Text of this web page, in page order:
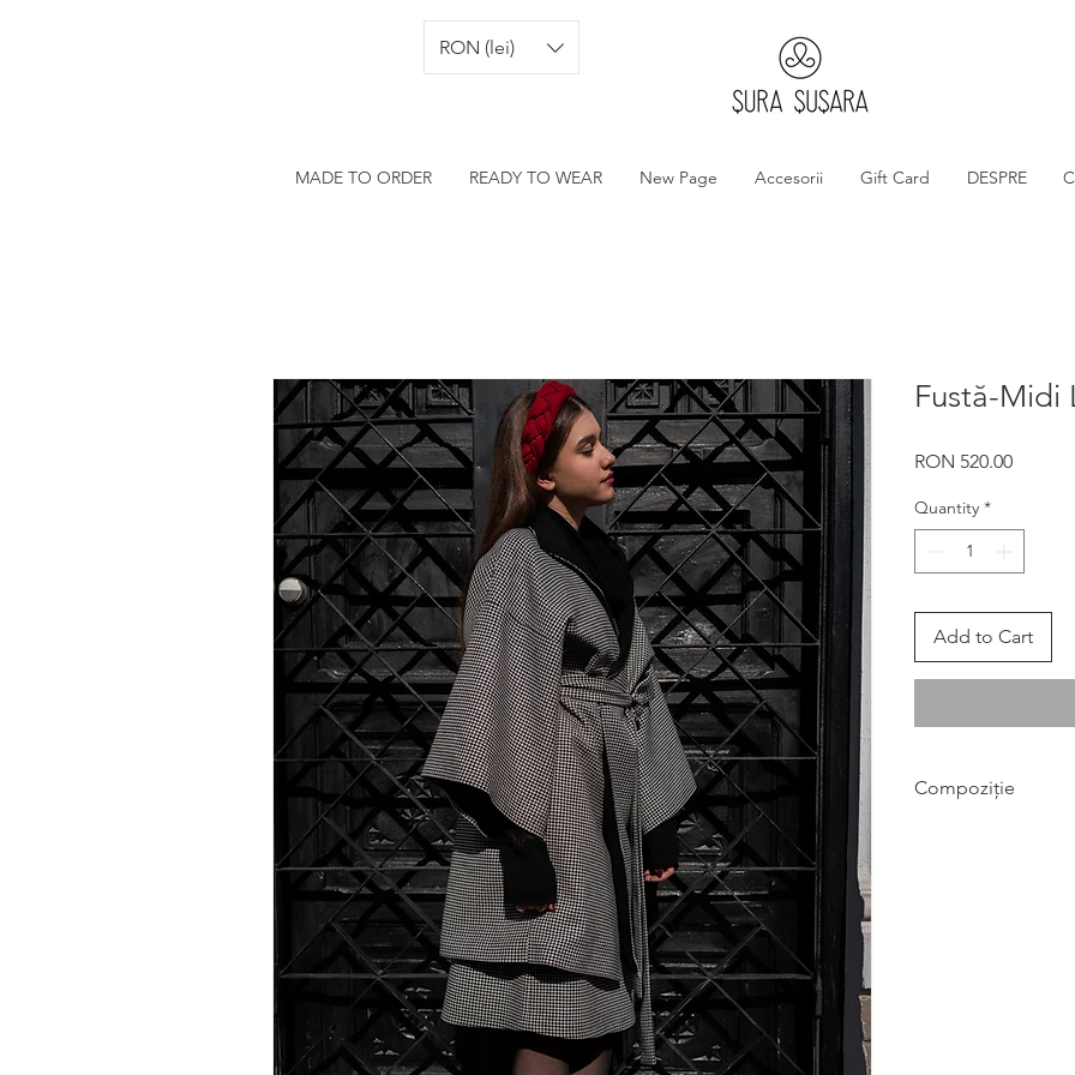
RON (lei)
MADE TO ORDER READY TO WEAR New Page Accesorii Gift Card DESPRE
Fustă-Midi
RON 520.00Price
Quantity *
Add to Cart
Compoziție